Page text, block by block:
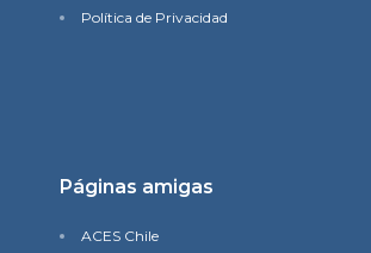
Política de Privacidad
Páginas amigas
ACES Chile